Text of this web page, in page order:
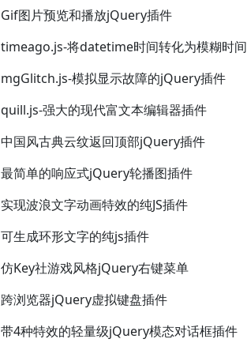
Gif图片预览和播放jQuery插件
timeago.js-将datetime时间转化为模糊时
mgGlitch.js-模拟显示故障的jQuery插件
quill.js-强大的现代富文本编辑器插件
中国风古典云纹返回顶部jQuery插件
最简单的响应式jQuery轮播图插件
实现波浪文字动画特效的纯JS插件
可生成环形文字的纯js插件
仿Key社游戏风格jQuery右键菜单
跨浏览器jQuery虚拟键盘插件
带4种特效的轻量级jQuery模态对话框插件